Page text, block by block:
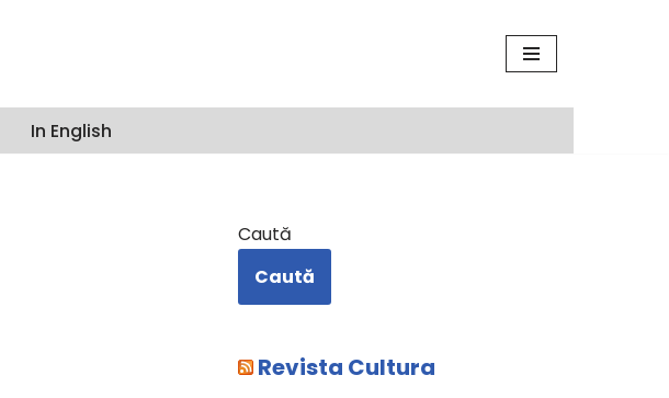
In English
Caută
Caută
Revista Cultura